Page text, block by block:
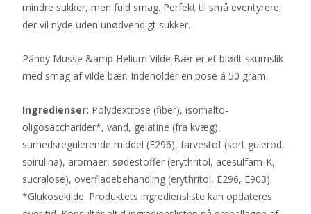
mindre sukker, men fuld smag. Perfekt til små eventyrere,
der vil nyde uden unødvendigt sukker.
Pändy Musse &amp Helium Vilde Bær er et blødt skumslik
med smag af vilde bær. Indeholder en pose á 50 gram.
Ingredienser: Polydextrose (fiber), isomalto-
oligosaccharider*, vand, gelatine (fra kvæg),
surhedsregulerende middel (E296), farvestof (sort gulerod,
spirulina), aromaer, sødestoffer (erythritol, acesulfam-K,
sucralose), overfladebehandling (erythritol, E296, E903).
*Glukosekilde. Produktets ingrediensliste kan opdateres